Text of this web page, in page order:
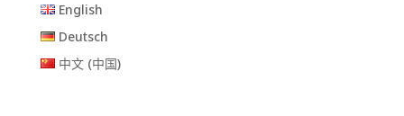
English
Deutsch
中文 (中国)